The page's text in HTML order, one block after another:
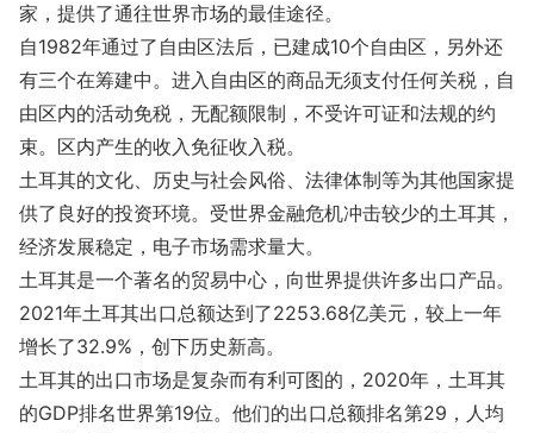
家，提供了通往世界市场的最佳途径。
自1982年通过了自由区法后，已建成10个自由区，另外还
有三个在筹建中。进入自由区的商品无须支付任何关税，自
由区内的活动免税，无配额限制，不受许可证和法规的约
束。区内产生的收入免征收入税。
土耳其的文化、历史与社会风俗、法律体制等为其他国家提
供了良好的投资环境。受世界金融危机冲击较少的土耳其，
经济发展稳定，电子市场需求量大。
土耳其是一个著名的贸易中心，向世界提供许多出口产品。
2021年土耳其出口总额达到了2253.68亿美元，较上一年
增长了32.9%，创下历史新高。
土耳其的出口市场是复杂而有利可图的，2020年，土耳其
的GDP排名世界第19位。他们的出口总额排名第29，人均